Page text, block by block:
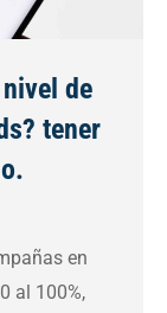
de
tener
en
al 100%,